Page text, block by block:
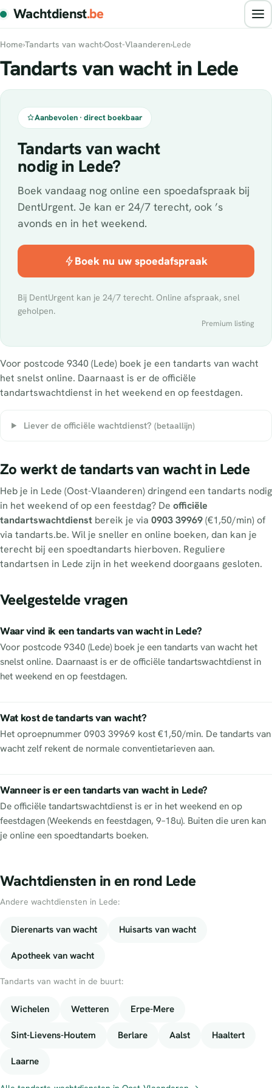
Wachtdienst.be
Home›Tandarts van wacht›Oost-Vlaanderen›Lede
Tandarts van wacht in Lede
Aanbevolen · direct boekbaar
Tandarts van wacht
nodig in Lede?
Boek vandaag nog online een spoedafspraak bij
DentUrgent. Je kan er 24/7 terecht, ook ’s
avonds en in het weekend.
Boek nu uw spoedafspraak
Bij DentUrgent kan je 24/7 terecht. Online afspraak, snel
geholpen.
Premium listing
Voor postcode 9340 (Lede) boek je een tandarts van wacht
het snelst online. Daarnaast is er de officiële
tandartswachtdienst in het weekend en op feestdagen.
Liever de officiële wachtdienst? (betaallijn)
Zo werkt de tandarts van wacht in Lede
Heb je in Lede (Oost-Vlaanderen) dringend een tandarts nodig
in het weekend of op een feestdag? De officiële
tandartswachtdienst bereik je via 0903 39969(€1,50/min) of
via tandarts.be. Wil je sneller en online boeken, dan kan je
terecht bij een spoedtandarts hierboven. Reguliere
tandartsen in Lede zijn in het weekend doorgaans gesloten.
Veelgestelde vragen
Waar vind ik een tandarts van wacht in Lede?
Voor postcode 9340 (Lede) boek je een tandarts van wacht het
snelst online. Daarnaast is er de officiële tandartswachtdienst in
het weekend en op feestdagen.
Wat kost de tandarts van wacht?
Het oproepnummer 0903 39969 kost €1,50/min. De tandarts van
wacht zelf rekent de normale conventietarieven aan.
Wanneer is er een tandarts van wacht in Lede?
De officiële tandartswachtdienst is er in het weekend en op
feestdagen (Weekends en feestdagen, 9–18u). Buiten die uren kan
je online een spoedtandarts boeken.
Wachtdiensten in en rond Lede
Andere wachtdiensten in Lede:
Dierenarts van wacht Huisarts van wacht
Apotheek van wacht
Tandarts van wacht in de buurt:
Wichelen Wetteren Erpe-Mere
Sint-Lievens-Houtem Berlare Aalst Haaltert
Laarne